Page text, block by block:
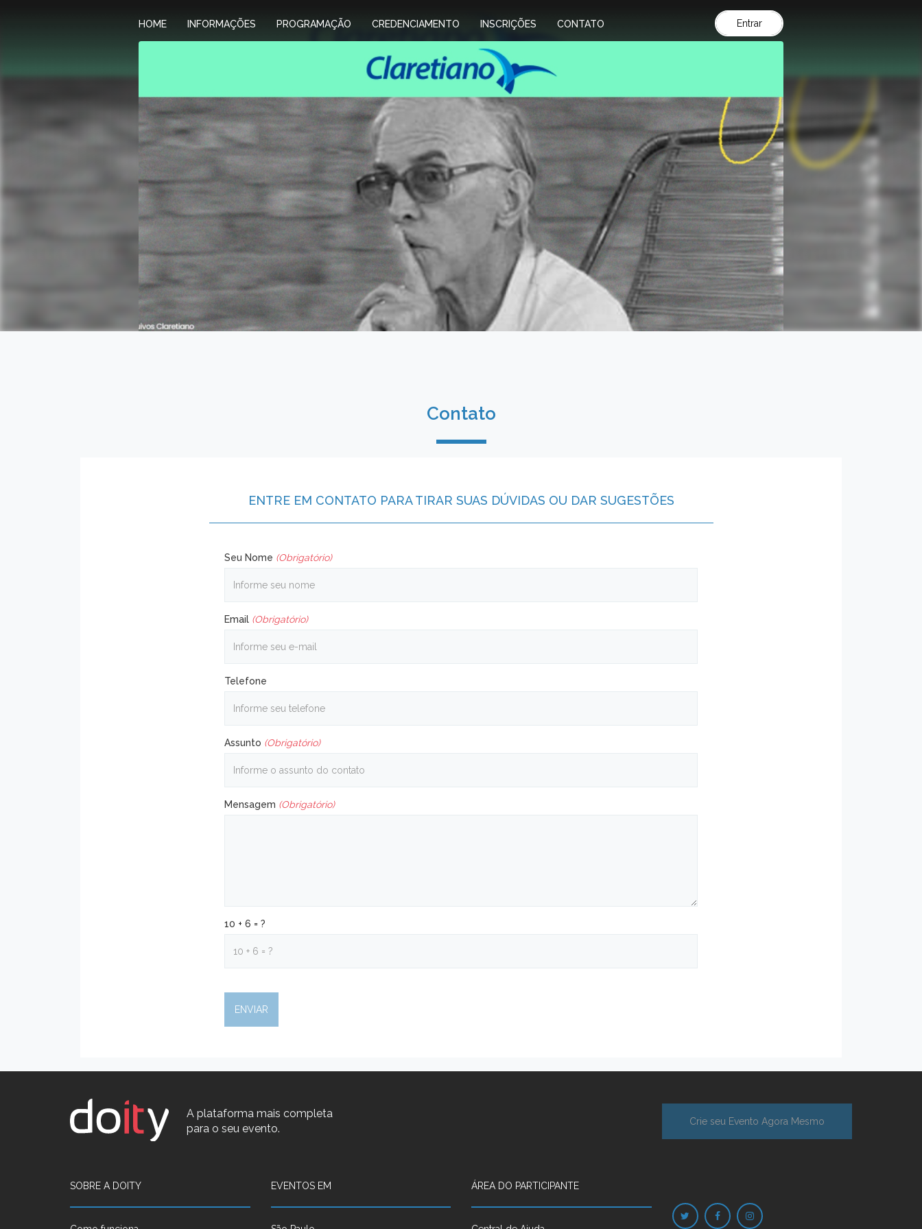
HOME INFORMAÇÕES PROGRAMAÇÃO CREDENCIAMENTO INSCRIÇÕES CONTATO Entrar
Contato
ENTRE EM CONTATO PARA TIRAR SUAS DÚVIDAS OU DAR SUGESTÕES
Seu Nome (Obrigatório)
Email (Obrigatório)
Telefone
Assunto (Obrigatório)
Mensagem (Obrigatório)
10 + 6 = ?
A plataforma mais completa
para o seu evento.
Crie seu Evento Agora Mesmo
SOBRE A DOITY EVENTOS EM ÁREA DO PARTICIPANTE